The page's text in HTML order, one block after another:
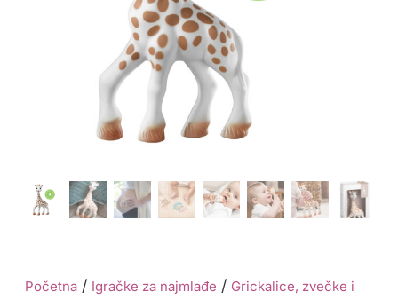
Početna/ Igračke za najmlađe / Grickalice, zvečke i